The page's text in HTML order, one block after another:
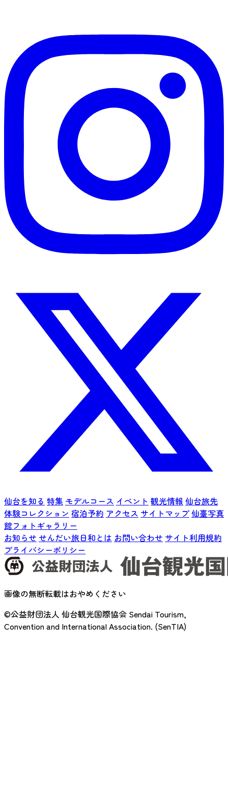
仙台を知る 特集 モデルコース イベント 観光情報 仙台旅先
体験コレクション 宿泊予約 アクセス サイトマップ仙臺写真
館フォトギャラリー
お知らせ せんだい旅日和とは お問い合わせ サイト利用規約
プライバシーポリシー
画像の無断転載はおやめください
©公益財団法人 仙台観光国際協会 Sendai Tourism,
Convention and International Association. (SenTIA)